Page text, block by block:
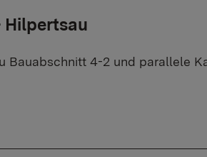
Hilpertsau
Bauabschnitt 4-2 und parallele